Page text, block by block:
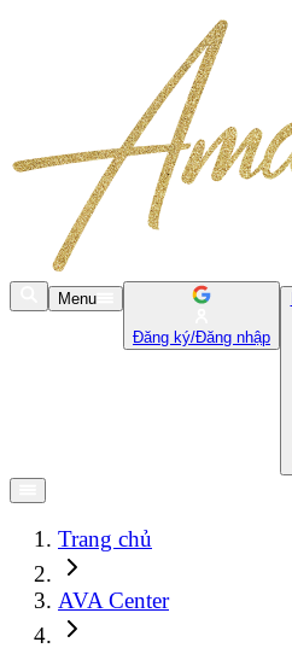
Menu
Đăng ký/Đăng nhập
Trang chủ
AVA Center